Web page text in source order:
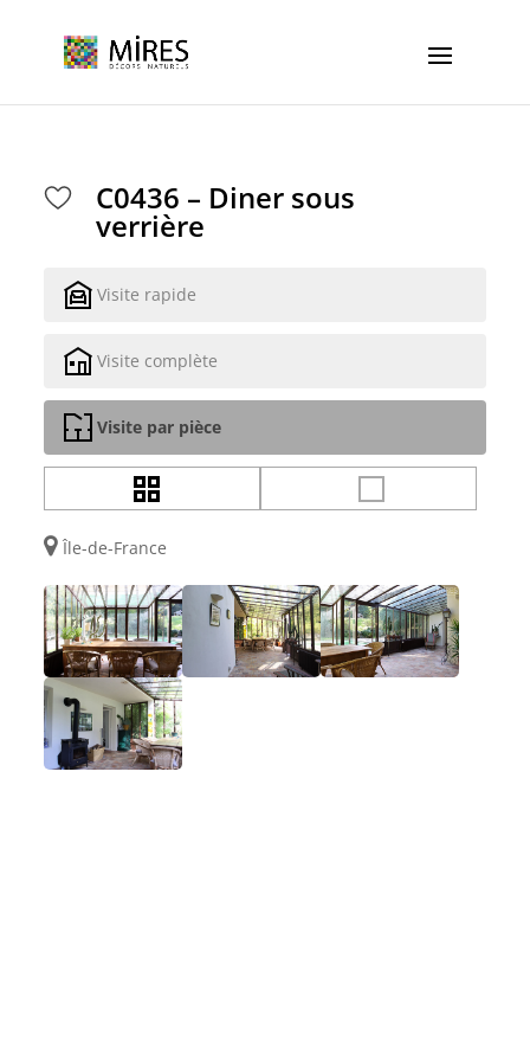
C0436 – Diner sous
verrière
Visite rapide
Visite complète
Visite par pièce
Île-de-France